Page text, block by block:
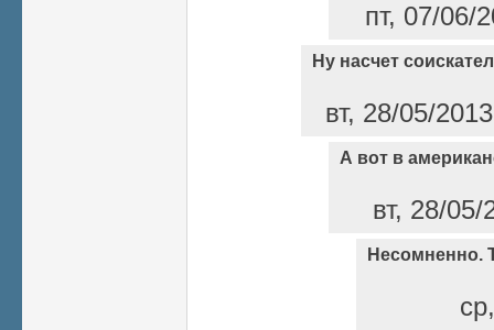
пт, 07/06/
Ну насчет
вт, 28/05/
А вот в
вт, 28/
Несомненно.